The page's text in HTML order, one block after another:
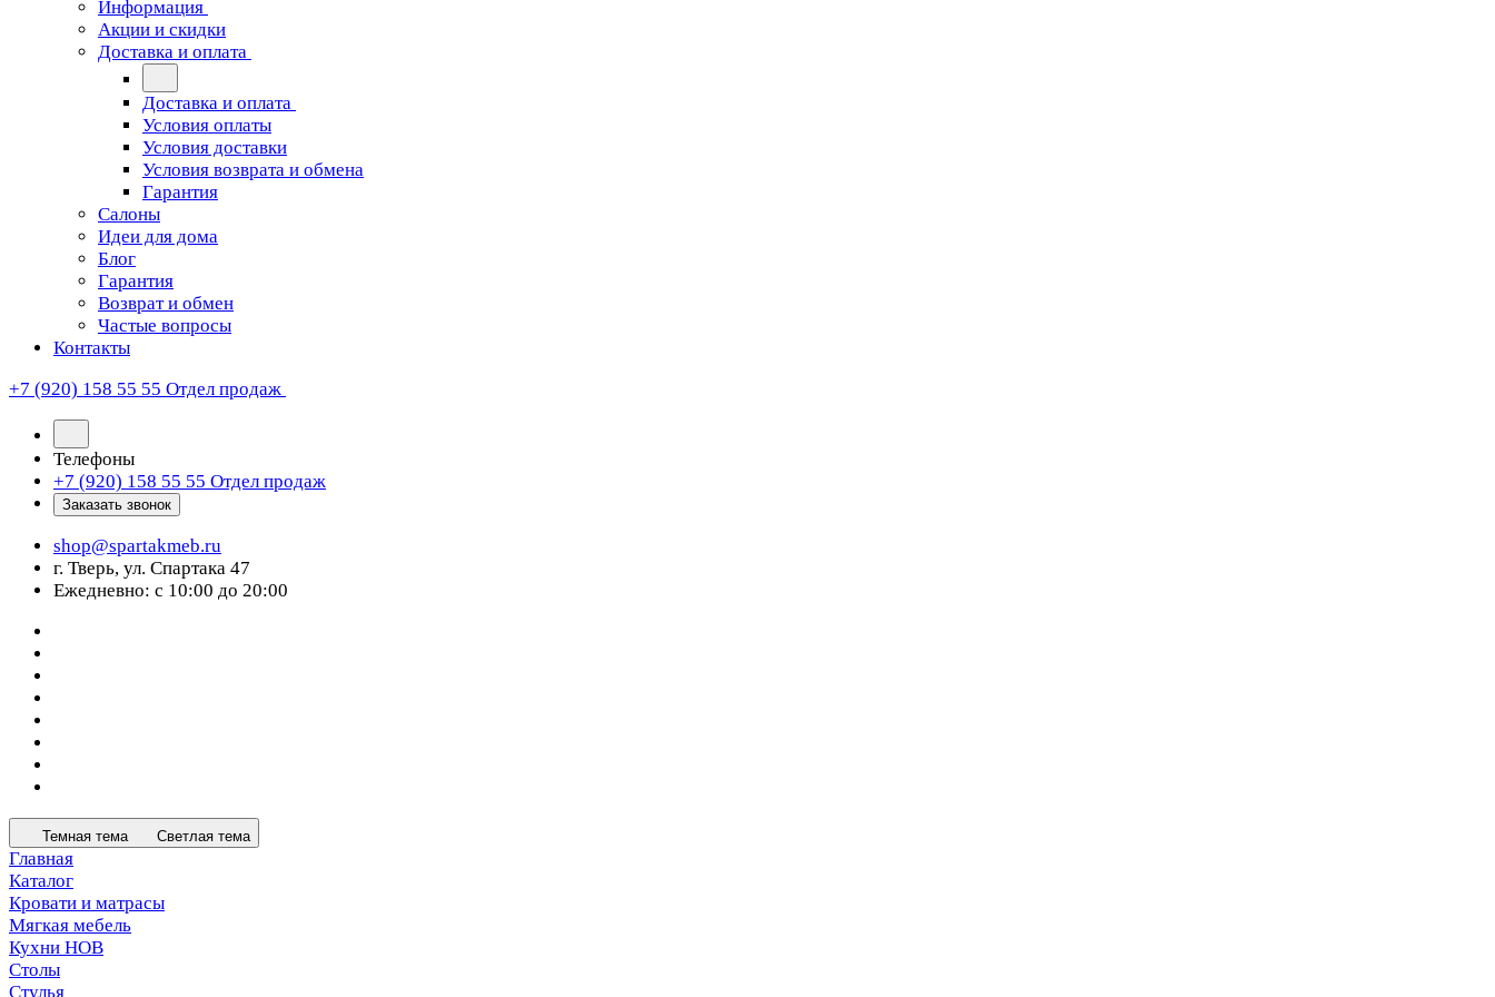
Информация
Акции и скидки
Доставка и оплата
Доставка и оплата
Условия оплаты
Условия доставки
Условия возврата и обмена
Гарантия
Салоны
Идеи для дома
Блог
Гарантия
Возврат и обмен
Частые вопросы
Контакты
+7 (920) 158 55 55 Отдел продаж
Телефоны
+7 (920) 158 55 55 Отдел продаж
Заказать звонок
shop@spartakmeb.ru
г. Тверь, ул. Спартака 47
Ежедневно: с 10:00 до 20:00
Темная тема Светлая тема
Главная
Каталог
Кровати и матрасы
Мягкая мебель
Кухни НОВ
Столы
Стулья